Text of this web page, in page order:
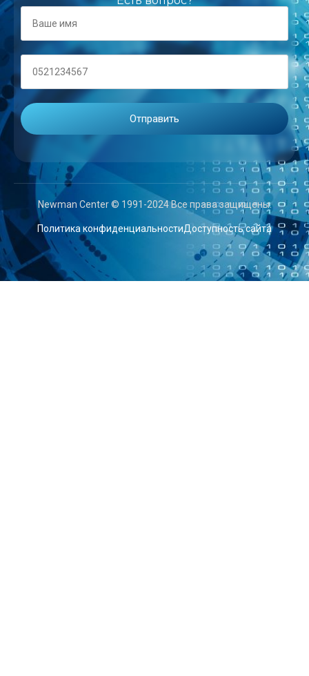
Newman Center © 1991-2024 Все права защищены.
Политика конфиденциальностиДоступность сайта